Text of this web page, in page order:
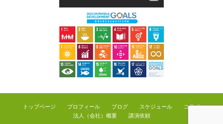
トップページ プロフィール ブログ スケジュール
コラボ
法人（会社）概要
講演依頼